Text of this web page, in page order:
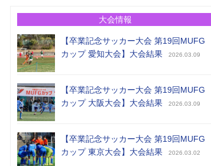
大会情報
【卒業記念サッカー大会 第19回MUFG
カップ 愛知大会】大会結果
2026.03.09
【卒業記念サッカー大会 第19回MUFG
カップ 大阪大会】大会結果
2026.03.09
【卒業記念サッカー大会 第19回MUFG
カップ 東京大会】大会結果
2026.03.02